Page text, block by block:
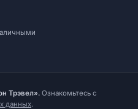
Трэвел». Ознакомьтесь с
данных.